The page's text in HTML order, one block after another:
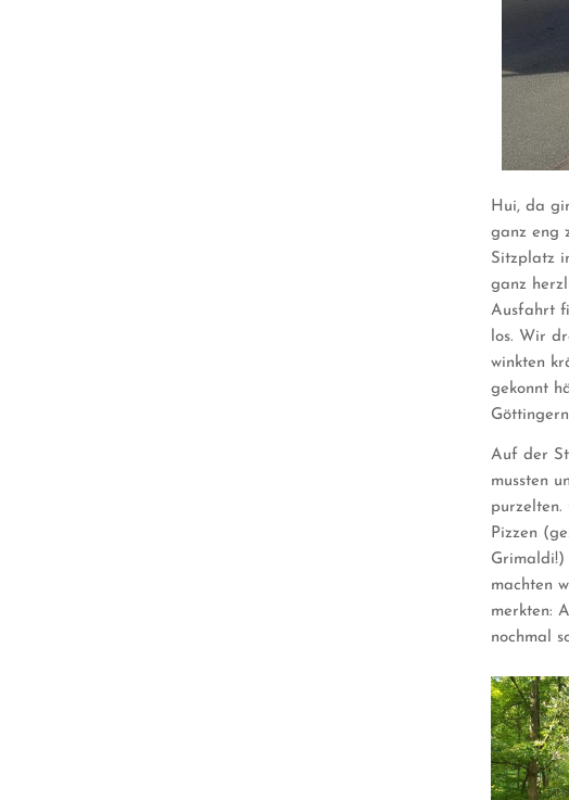
Hui, da
ganz eng
Sitzplatz
ganz
Ausfahrt
los. Wir
winkten
gekonnt
Auf der
mussten
purzelten.
Pizzen
Grimaldi!)
machten
merkten:
nochmal